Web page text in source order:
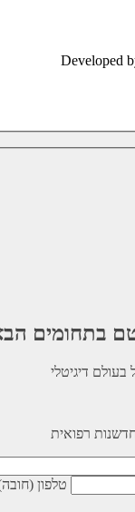
בתחומים
בעולם דיגיטלי
רפואית
טלפון